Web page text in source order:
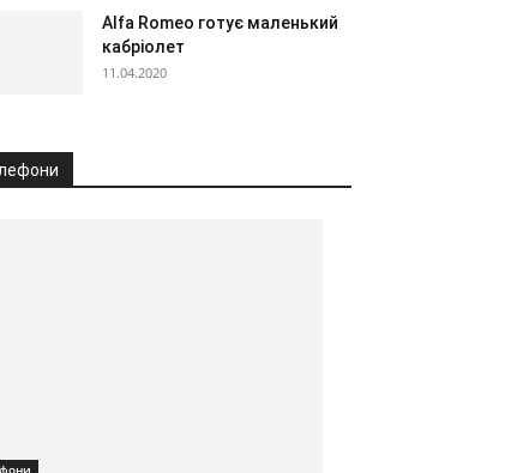
Alfa Romeo готує маленький
кабріолет
11.04.2020